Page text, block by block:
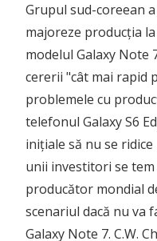
Grupul sud-coreean
majoreze producția
modelul Galaxy Note
cererii "cât mai rapid
problemele cu
telefonul Galaxy S6
inițiale să nu se
unii investitori se tem
producător mondial
scenariul dacă nu va
Galaxy Note 7. C.W.